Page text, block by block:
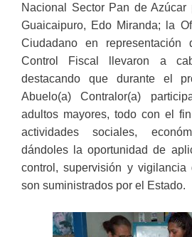
Nacional Sector Pan de
Guaicaipuro, Edo Miranda; la
Ciudadano en
Control Fiscal llevaron a
destacando que durante el
Abuelo(a) Contralor(a)
adultos mayores, todo con el
actividades sociales,
dándoles la oportunidad de
control, supervisión y
son suministrados por el Estado.